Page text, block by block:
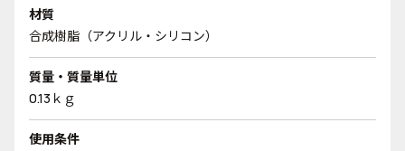
材質
合成樹脂（アクリル・シリコン）
質量・質量単位
0.13ｋｇ
使用条件